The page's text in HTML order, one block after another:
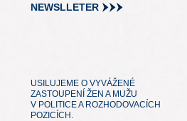
NEWSLLETER
USILUJEME O VYVÁŽENÉ
ZASTOUPENÍ ŽEN A MUŽU
V POLITICE A ROZHODOVACÍCH
POZICÍCH.